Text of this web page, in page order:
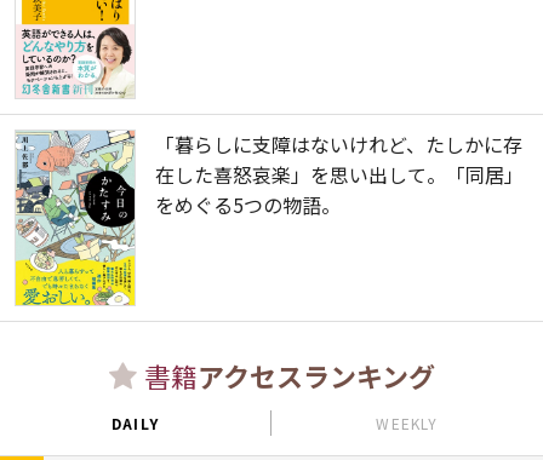
「暮らしに支障はないけれど、たしかに存
在した喜怒哀楽」を思い出して。「同居」
をめぐる5つの物語。
書籍アクセスランキング
DAILY WEEKLY